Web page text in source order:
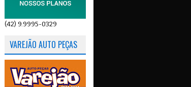
(42) 9.9995-0329
VAREJÃO AUTO PEÇAS